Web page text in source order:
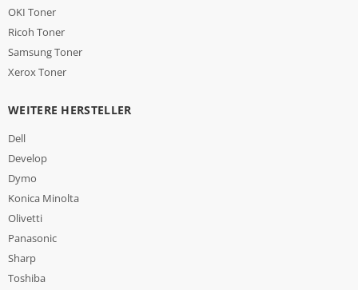
OKI Toner
Ricoh Toner
Samsung Toner
Xerox Toner
WEITERE HERSTELLER
Dell
Develop
Dymo
Konica Minolta
Olivetti
Panasonic
Sharp
Toshiba